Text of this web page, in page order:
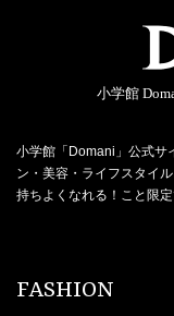
小学館
小学館「Domani」公式サ
ン・美容・ライフスタイ
持ちよくなれる！こと限
FASHION